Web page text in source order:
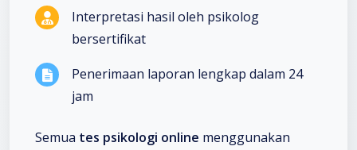
Interpretasi hasil oleh psikolog
bersertifikat
Penerimaan laporan lengkap dalam 24
jam
Semua tes psikologi online menggunakan